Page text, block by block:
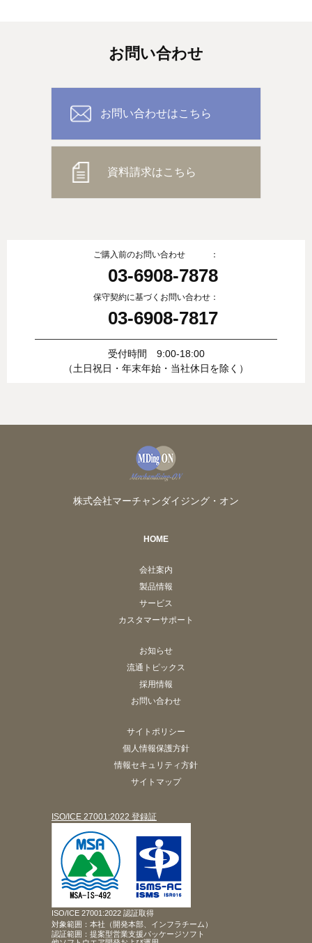
お問い合わせ
お問い合わせはこちら
資料請求はこちら
ご購入前のお問い合わせ ：
03-6908-7878
保守契約に基づくお問い合わせ：
03-6908-7817
受付時間 9:00-18:00
（土日祝日・年末年始・当社休日を除く）
株式会社マーチャンダイジング・オン
HOME
会社案内
製品情報
サービス
カスタマーサポート
お知らせ
流通トピックス
採用情報
お問い合わせ
サイトポリシー
個人情報保護方針
情報セキュリティ方針
サイトマップ
ISO/ICE 27001:2022 登録証
ISO/ICE 27001:2022 認証取得
対象範囲：本社（開発本部、インフラチーム）
認証範囲：提案型営業支援パッケージソフト